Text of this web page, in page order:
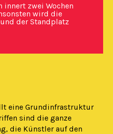
innert zwei Wochen
wird die
der Standplatz
eine Grundinfrastruktur
sind die ganze
die Künstler auf den